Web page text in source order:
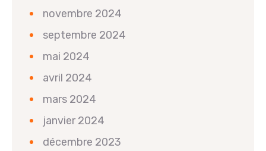
novembre 2024
septembre 2024
mai 2024
avril 2024
mars 2024
janvier 2024
décembre 2023